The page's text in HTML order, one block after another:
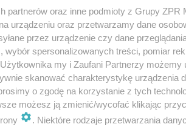
partnerów oraz inne podmioty z Grupy ZPR
urządzeniu oraz przetwarzamy dane
przez urządzenie czy dane
wybór spersonalizowanych treści, pomiar
my i Zaufani Partnerzy możemy
skanować charakterystykę urządzenia
o zgodę na korzystanie z tych
możesz ją zmienić/wycofać klikając
. Niektóre rodzaje przetwarzania